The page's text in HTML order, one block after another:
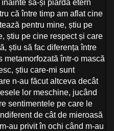
să-și piardă etern
că între timp am aflat cine
pentru mine, știu pe
știu pe cine respect și care
știu să fac diferența între
într-o mască
știu care-mi sunt
n-au făcut altceva decât
lor meschine, jucând
sentimentele pe care le
de cât de mieroasă
au privit în ochi când m-au